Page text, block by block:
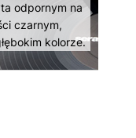
odpornym na
czarnym,
kolorze.